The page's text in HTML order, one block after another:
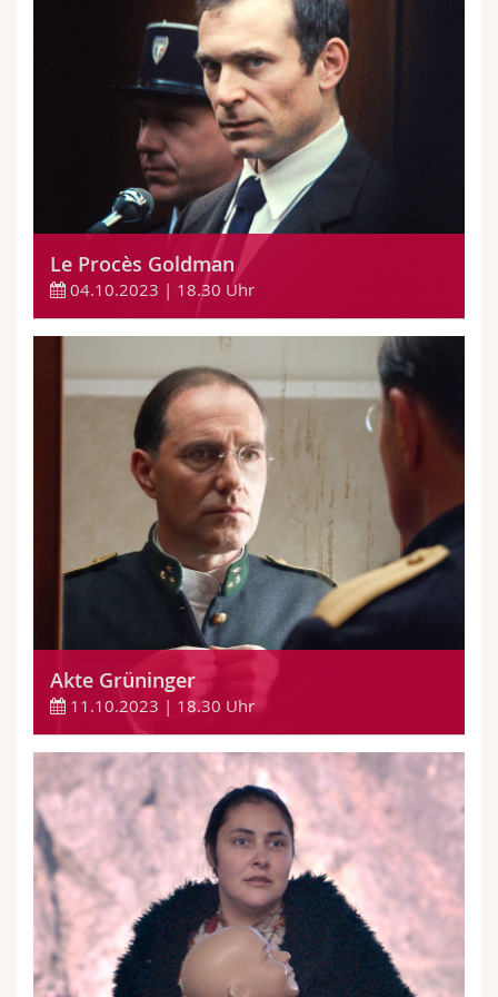
Le Procès Goldman
04.10.2023 | 18.30 Uhr
Akte Grüninger
11.10.2023 | 18.30 Uhr